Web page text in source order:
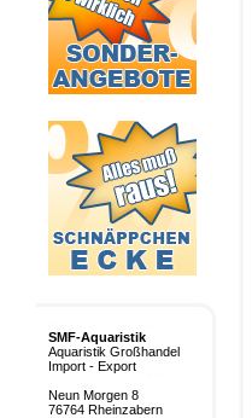
SMF-Aquaristik
Aquaristik Großhandel
Import - Export
Neun Morgen 8
76764 Rheinzabern